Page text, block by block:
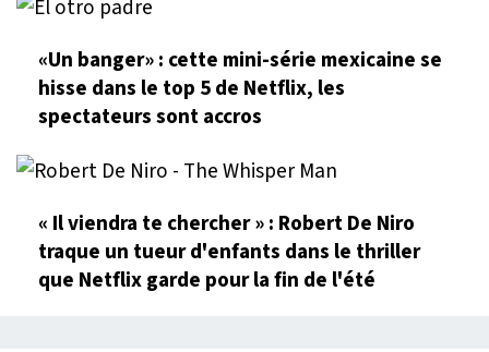
«Un banger» : cette mini-série mexicaine se
hisse dans le top 5 de Netflix, les
spectateurs sont accros
« Il viendra te chercher » : Robert De Niro
traque un tueur d'enfants dans le thriller
que Netflix garde pour la fin de l'été